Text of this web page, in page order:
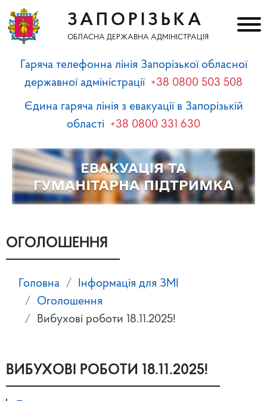
ЗАПОРІЗЬКА
ОБЛАСНА ДЕРЖАВНА АДМІНІСТРАЦІЯ
Гаряча телефонна лінія Запорізької обласної
державної адміністрації +38 0800 503 508
Єдина гаряча лінія з евакуації в Запорізькій
області +38 0800 331 630
ОГОЛОШЕННЯ
Головна
Інформація для ЗМІ
Оголошення
Вибухові роботи 18.11.2025!
ВИБУХОВІ РОБОТИ 18.11.2025!